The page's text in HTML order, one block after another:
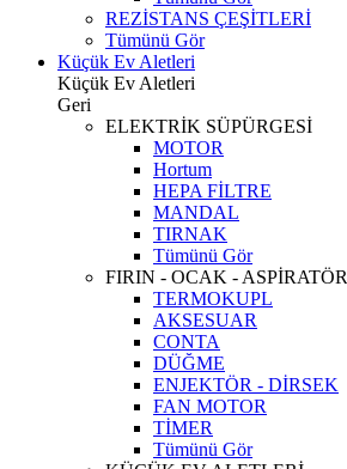
REZİSTANS ÇEŞİTLERİ
Tümünü Gör
Küçük Ev Aletleri
Küçük Ev Aletleri
Geri
ELEKTRİK SÜPÜRGESİ
MOTOR
Hortum
HEPA FİLTRE
MANDAL
TIRNAK
Tümünü Gör
FIRIN - OCAK - ASPİRATÖR
TERMOKUPL
AKSESUAR
CONTA
DÜĞME
ENJEKTÖR - DİRSEK
FAN MOTOR
TİMER
Tümünü Gör